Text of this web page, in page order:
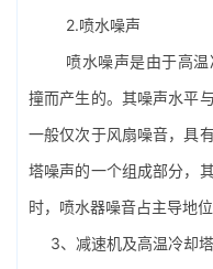
2.喷水噪声
喷水噪声是由于高温
撞而产生的。其噪声水平
一般仅次于风扇噪音，具
塔噪声的一个组成部分，
时，喷水器噪音占主导地位
3、减速机及高温冷却